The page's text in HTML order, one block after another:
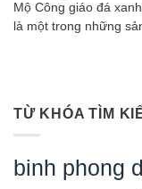
Mộ Công giáo đá
là một trong những
TỪ KHÓA TÌM
binh phong